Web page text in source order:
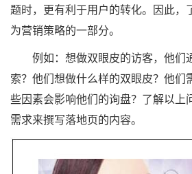
题时，更有利于用户的转化。因此，
为营销策略的一部分。
例如：想做双眼皮的访客，他们
索？他们想做什么样的双眼皮？他们
些因素会影响他们的询盘？了解以上
需求来撰写落地页的内容。